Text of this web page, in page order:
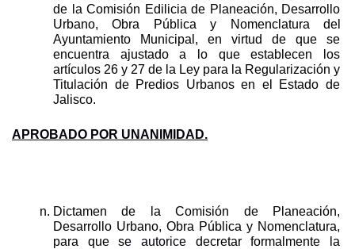
de la Comisión Edilicia de Planeación, Desarrollo
Urbano, Obra Pública y Nomenclatura del
Ayuntamiento Municipal, en virtud de que se
encuentra ajustado a lo que establecen los
artículos 26 y 27 de la Ley para la Regularización y
Titulación de Predios Urbanos en el Estado de
Jalisco.
APROBADO POR UNANIMIDAD.
Dictamen de la Comisión de Planeación,
Desarrollo Urbano, Obra Pública y Nomenclatura,
para que se autorice decretar formalmente la